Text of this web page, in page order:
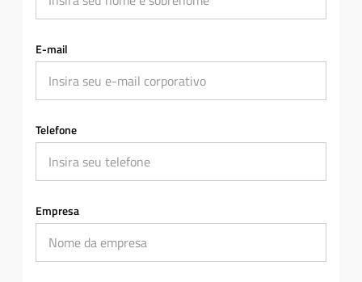
E-mail
Telefone
Empresa